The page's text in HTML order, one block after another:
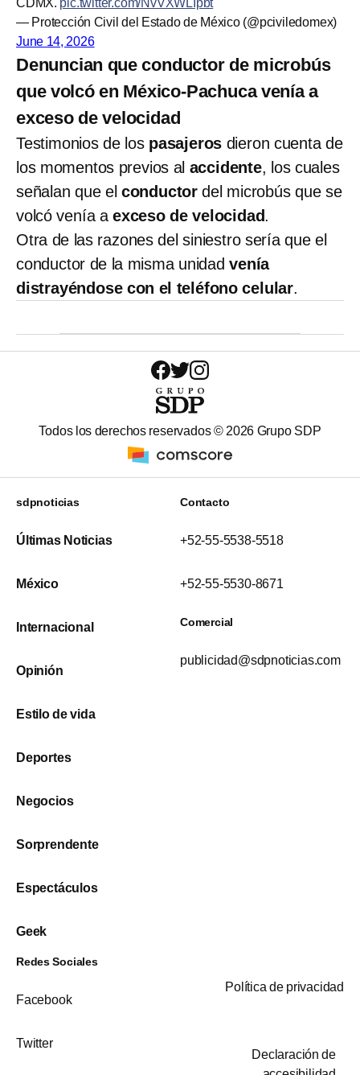
CDMX. pic.twitter.com/NvVXWLIpbt
— Protección Civil del Estado de México (@pciviledomex)
June 14, 2026
Denuncian que conductor de microbús
que volcó en México-Pachuca venía a
exceso de velocidad
Testimonios de los pasajeros dieron cuenta de
los momentos previos al accidente, los cuales
señalan que el conductor del microbús que se
volcó venía aexceso de velocidad.
Otra de las razones del siniestro sería que el
conductor de la misma unidadvenía
distrayéndose con el teléfono celular.
Todos los derechos reservados © 2026 Grupo SDP
sdpnoticias
Últimas Noticias
México
Internacional
Opinión
Estilo de vida
Deportes
Negocios
Sorprendente
Espectáculos
Geek
Contacto
+52-55-5538-5518
+52-55-5530-8671
Comercial
publicidad@sdpnoticias.com
Redes Sociales
Facebook
Twitter
Política de privacidad
Declaración de